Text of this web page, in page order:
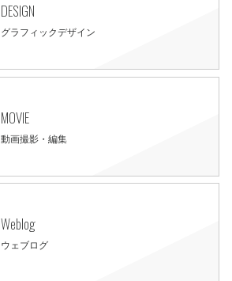
DESIGN
グラフィックデザイン
MOVIE
動画撮影・編集
Weblog
ウェブログ